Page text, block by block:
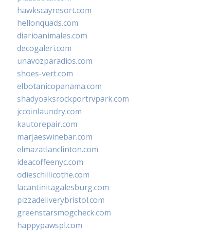
hawkscayresort.com
hellonquads.com
diarioanimales.com
decogaleri.com
unavozparadios.com
shoes-vert.com
elbotanicopanama.com
shadyoaksrockportrvpark.com
jccoinlaundry.com
kautorepair.com
marjaeswinebar.com
elmazatlanclinton.com
ideacoffeenyc.com
odieschillicothe.com
lacantinitagalesburg.com
pizzadeliverybristol.com
greenstarsmogcheck.com
happypawspl.com